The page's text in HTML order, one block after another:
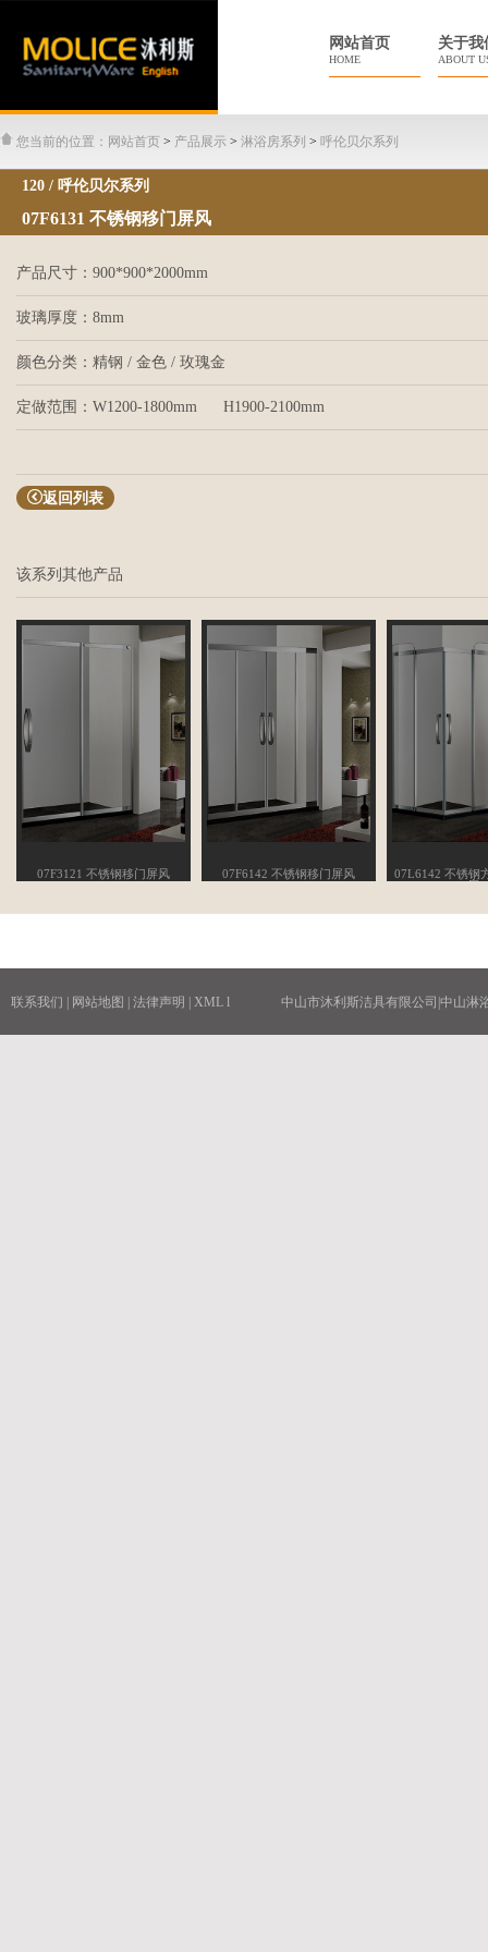
网站首页
HOME
关于我
ABOUT
您当前的位置： 网站首页 > 产品展示 > 淋浴房系列 > 呼伦贝尔系列
120 / 呼伦贝尔系列
07F6131 不锈钢移门屏风
产品尺寸：900*900*2000mm
玻璃厚度：8mm
颜色分类：精钢 / 金色 / 玫瑰金
定做范围：W1200-1800mm H1900-2100mm
返回列表
该系列其他产品
07F3121 不锈钢移门屏风 07F6142 不锈钢移门屏风
07L6142 不锈钢
房
联系我们 网站地图 法律声明 XML l 中山市沐利斯洁具有限公司|中山淋